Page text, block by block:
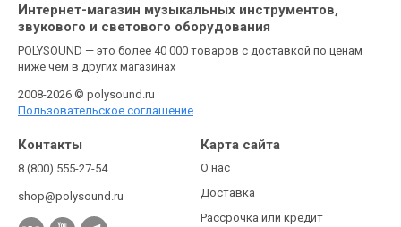
Интернет-магазин музыкальных инструментов,
звукового и светового оборудования
POLYSOUND — это более 40 000 товаров с доставкой по ценам
ниже чем в других магазинах
2008-2026 © polysound.ru
Пользовательское соглашение
Контакты
8 (800) 555-27-54
shop@polysound.ru
Карта сайта
О нас
Доставка
Рассрочка или кредит